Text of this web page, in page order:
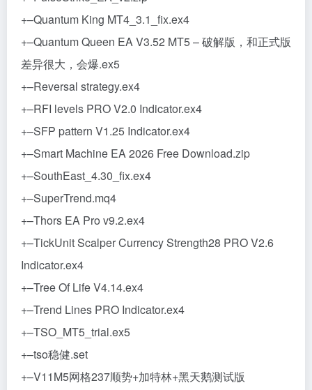
+–Quantum King MT4_3.1_fix.ex4
+–Quantum Queen EA V3.52 MT5 – 破解版，和正式版
差异很大，会爆.ex5
+–Reversal strategy.ex4
+–RFI levels PRO V2.0 Indicator.ex4
+–SFP pattern V1.25 Indicator.ex4
+–Smart Machine EA 2026 Free Download.zip
+–SouthEast_4.30_fix.ex4
+–SuperTrend.mq4
+–Thors EA Pro v9.2.ex4
+–TickUnit Scalper Currency Strength28 PRO V2.6
Indicator.ex4
+–Tree Of Life V4.14.ex4
+–Trend Lines PRO Indicator.ex4
+–TSO_MT5_trial.ex5
+–tso稳健.set
+–V11M5网格237顺势+加特林+黑天鹅测试版